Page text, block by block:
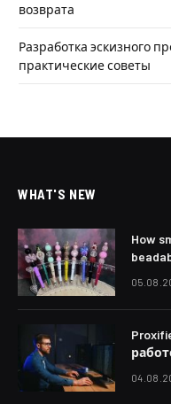
возврата
Разработка эскизного
практические советы
WHAT'S NEW
How